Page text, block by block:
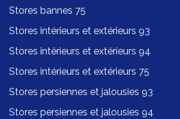
Stores bannes 75
Stores intérieurs et extérieurs 93
Stores intérieurs et extérieurs 94
Stores intérieurs et extérieurs 75
Stores persiennes et jalousies 93
Stores persiennes et jalousies 94